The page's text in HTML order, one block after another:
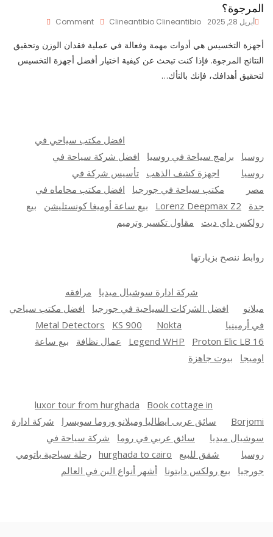
المرجوة؟
أبريل 28, 2025 Clineantibio Clineantibio
Comment
تختار
أجهزة
أجهزة التخسيس هي أدوات مهمة وفعالة في عملية فقدان الوزن وتحقيق
النتائج المرجوة. فإذا كنت تبحث عن كيفية اختيار أفضل أجهزة التخسيس
لتحقيق أهدافك، فإنك بالتأك…
افضل مكتب سياحي في
روسيا
برامج سياحة في روسيا
افضل شركة سياحة في
روسيا
اجهزة كشف الذهب
تأسيس شركة في
مصر
مكتب سياحة في جورجيا
افضل مكتب محاماه في
جدة
Lorenz Deepmax Z2 بيع ساعة أوميغا كونستليشن
بيع
رولكس داي ديت
مقاول تكسير وترميم
روابط ننصح بزيارتها
شركة ادارة سوشيال ميديا
مرافقه
ميلانو
افضل الشركات السياحية في جورجيا
افضل مكتب سياحي
في أرمينيا
Metal Detectors KS 900
Nokta
Legend WHP
Proton Elic LB 16 عمال نظافة
بيع ساعة
اوميجا
بيوت جاهزة
luxor tour from hurghada
Book cottage in
Borjomi
سائق عربى ايطاليا وميلانو وروما سويسرا
شركة ادارة
سوشيال ميديا
سائق عربي في روما
شركة سياحة في
روسيا
شقق للبيع hurghada to cairo رحلة سياحية باتومي
جورجيا
بيع رولكس دايتونا أشهر أنواع البن في العالم